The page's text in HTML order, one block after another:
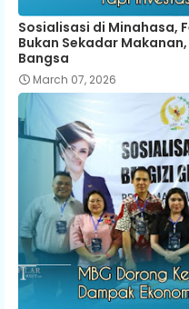
Sosialisasi di Minahasa,
Bukan Sekadar
Bangsa
March 07, 2026